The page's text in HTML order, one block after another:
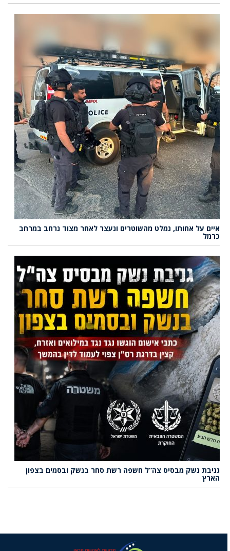
איים על אחותו, נמלט מהשוטרים ונעצר לאחר מצוד נרחב במרחב
כרמל
גניבת נשק מבסיס צה”ל חשפה רשת סחר בנשק ובסמים בצפון
הארץ